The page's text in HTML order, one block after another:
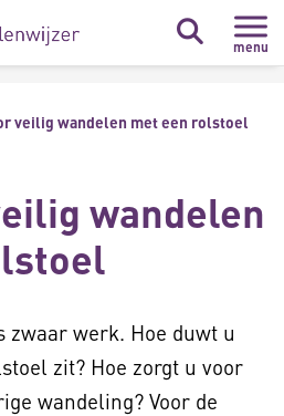
menu
veilig wandelen met een rolstoel
wandelen
zwaar werk. Hoe duwt u
zit? Hoe zorgt u voor
wandeling? Voor de